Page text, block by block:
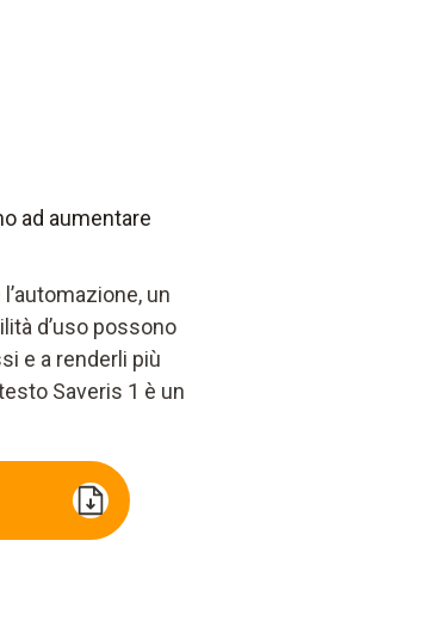
ad aumentare
un
d’uso possono
e a renderli più
Saveris 1 è un